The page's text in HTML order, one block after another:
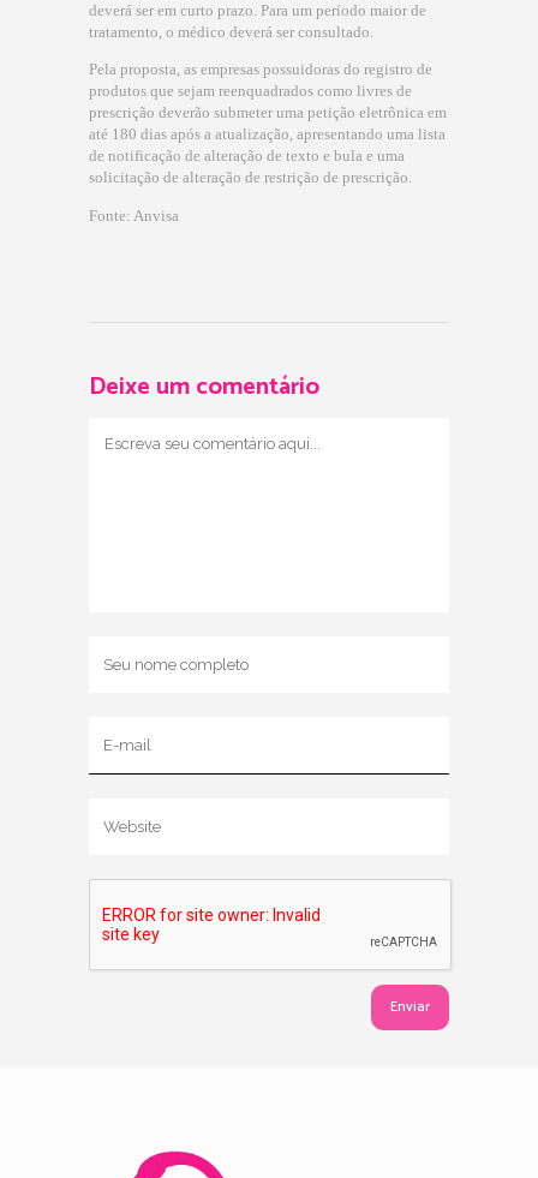
deverá ser em curto prazo. Para um período maior de
tratamento, o médico deverá ser consultado.
Pela proposta, as empresas possuidoras do registro de
produtos que sejam reenquadrados como livres de
prescrição deverão submeter uma petição eletrônica em
até 180 dias após a atualização, apresentando uma lista
de notificação de alteração de texto e bula e uma
solicitação de alteração de restrição de prescrição.
Fonte: Anvisa
Deixe um comentário